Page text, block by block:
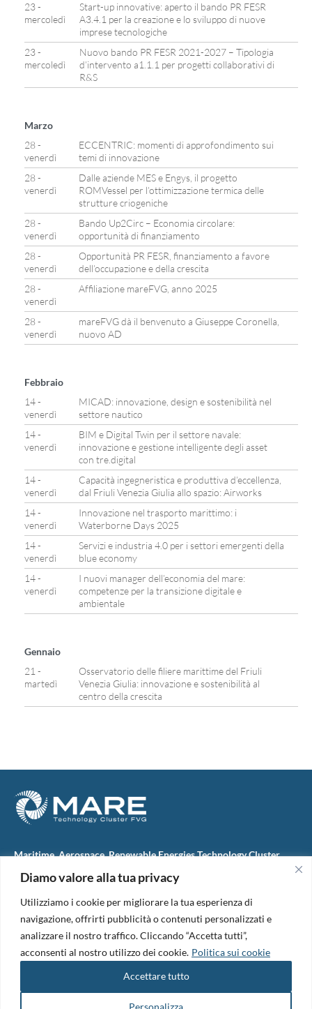
Diamo valore alla tua privacy
Utilizziamo i cookie per migliorare la tua esperienza di
navigazione, offrirti pubblicità o contenuti personalizzati e
analizzare il nostro traffico. Cliccando “Accetta tutti”,
acconsenti al nostro utilizzo dei cookie. Politica sui cookie
Personalizza
Accettare tutto
23 -
mercoledì
Start-up innovative: aperto il bando PR FESR
A3.4.1 per la creazione e lo sviluppo di nuove
imprese tecnologiche
23 -
mercoledì
Nuovo bando PR FESR 2021-2027 – Tipologia
d’intervento a1.1.1 per progetti collaborativi di
R&S
Marzo
28 -
venerdì
ECCENTRIC: momenti di approfondimento sui
temi di innovazione
28 -
venerdì
Dalle aziende MES e Engys, il progetto
ROMVessel per l’ottimizzazione termica delle
strutture criogeniche
28 -
venerdì
Bando Up2Circ – Economia circolare:
opportunità di finanziamento
28 -
venerdì
Opportunità PR FESR, finanziamento a favore
dell’occupazione e della crescita
28 -
venerdì
Affiliazione mareFVG, anno 2025
28 -
venerdì
mareFVG dà il benvenuto a Giuseppe Coronella,
nuovo AD
Febbraio
14 -
venerdì
MICAD: innovazione, design e sostenibilità nel
settore nautico
14 -
venerdì
BIM e Digital Twin per il settore navale:
innovazione e gestione intelligente degli asset
con tre.digital
14 -
venerdì
Capacità ingegneristica e produttiva d’eccellenza,
dal Friuli Venezia Giulia allo spazio: Airworks
14 -
venerdì
Innovazione nel trasporto marittimo: i
Waterborne Days 2025
14 -
venerdì
Servizi e industria 4.0 per i settori emergenti della
blue economy
14 -
venerdì
I nuovi manager dell’economia del mare:
competenze per la transizione digitale e
ambientale
Gennaio
21 -
martedì
Osservatorio delle filiere marittime del Friuli
Venezia Giulia: innovazione e sostenibilità al
centro della crescita
Maritime, Aerospace, Renewable Energies Technology Cluster
M.A.R.E. TC FVG S.c.ar.l.
34074 Monfalcone (Italy)
tel. +39 0481 723440
Codice Fiscale e Partita Iva: 01138620313
PEC:marefvg@legalmail.it
Codice univoco per i pagamenti: M5UXCR1
Copyright 2026. Design and development by
Informativa Privacy|Cookie Policy|Amm. Trasparente|Bandi &